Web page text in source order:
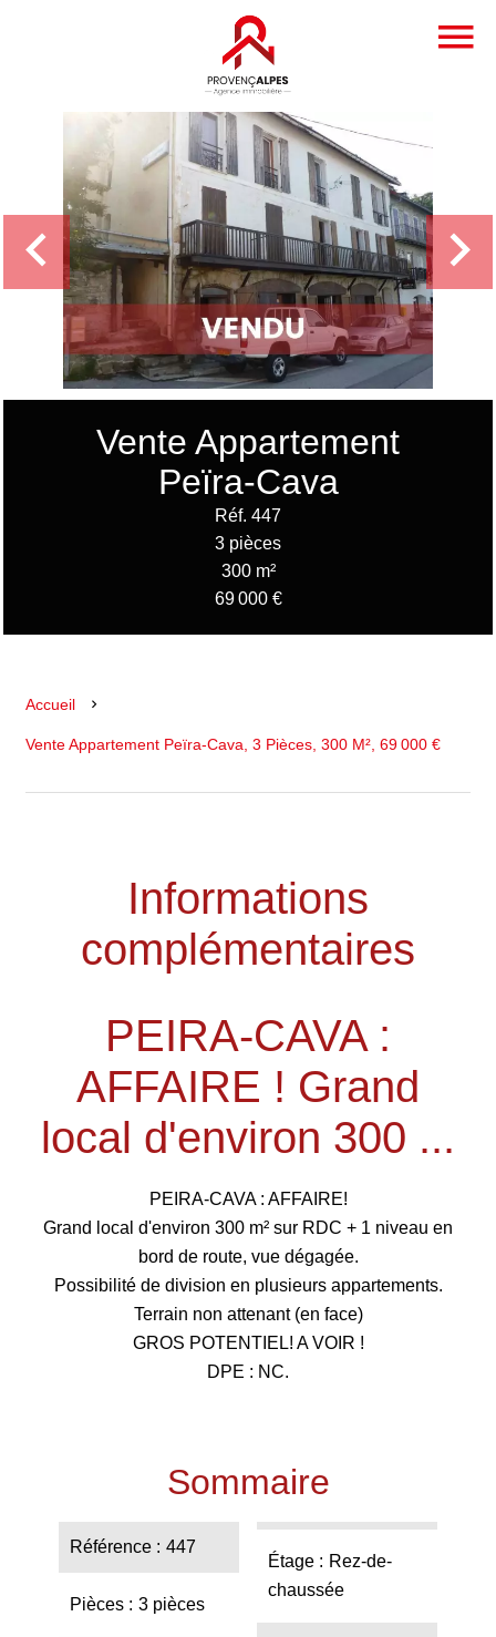
Vente Appartement
Peïra-Cava
Réf. 447
3 pièces
300 m²
69 000 €
Accueil
Vente Appartement Peïra-Cava, 3 Pièces, 300 M², 69 000 €
Informations
complémentaires
PEIRA-CAVA :
AFFAIRE ! Grand
local d'environ 300 ...
PEIRA-CAVA : AFFAIRE!
Grand local d'environ 300 m² sur RDC + 1 niveau en
bord de route, vue dégagée.
Possibilité de division en plusieurs appartements.
Terrain non attenant (en face)
GROS POTENTIEL! A VOIR !
DPE : NC.
Sommaire
Référence 447
Pièces 3 pièces
Étage
Rez-de-
chaussée